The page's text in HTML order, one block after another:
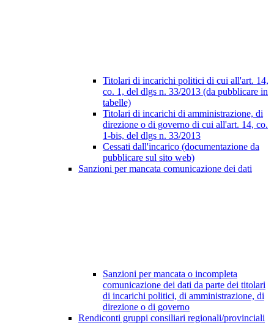
Titolari di incarichi politici di cui all'art. 14,
co. 1, del dlgs n. 33/2013 (da pubblicare in
tabelle)
Titolari di incarichi di amministrazione, di
direzione o di governo di cui all'art. 14, co.
1-bis, del dlgs n. 33/2013
Cessati dall'incarico (documentazione da
pubblicare sul sito web)
Sanzioni per mancata comunicazione dei dati
Sanzioni per mancata o incompleta
comunicazione dei dati da parte dei titolari
di incarichi politici, di amministrazione, di
direzione o di governo
Rendiconti gruppi consiliari regionali/provinciali